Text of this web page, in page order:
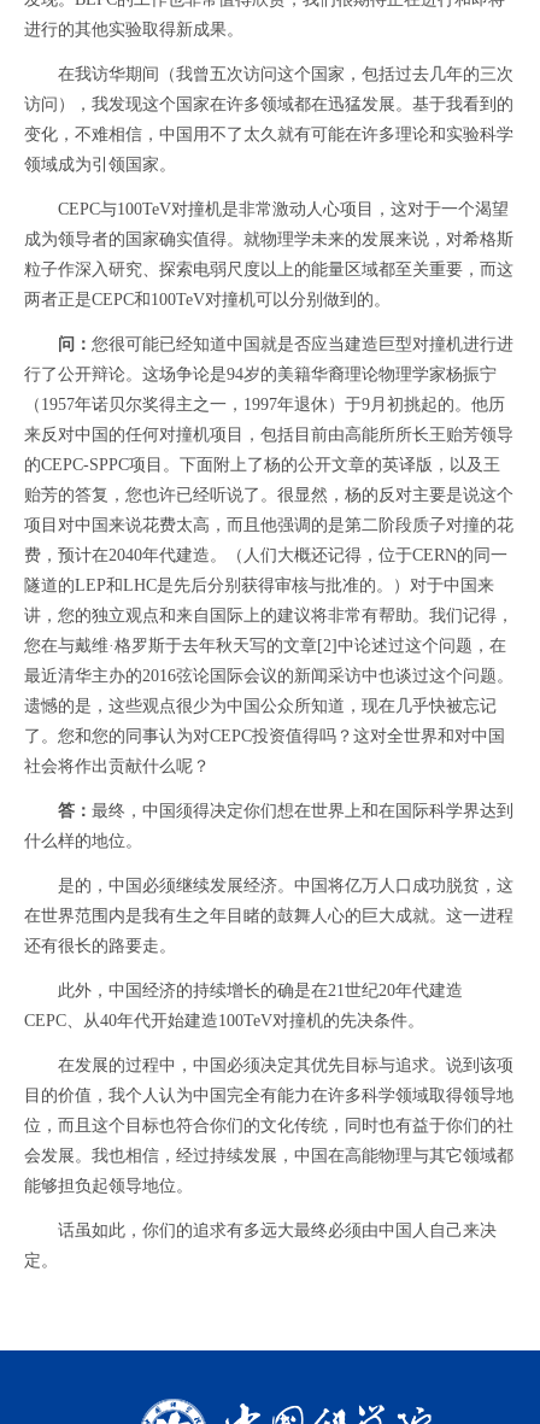
进行的其他实验取得新成果。
在我访华期间（我曾五次访问这个国家，包括过去几年的三次
访问），我发现这个国家在许多领域都在迅猛发展。基于我看到的
变化，不难相信，中国用不了太久就有可能在许多理论和实验科学
领域成为引领国家。
CEPC与100TeV对撞机是非常激动人心项目，这对于一个渴望
成为领导者的国家确实值得。就物理学未来的发展来说，对希格斯
粒子作深入研究、探索电弱尺度以上的能量区域都至关重要，而这
两者正是CEPC和100TeV对撞机可以分别做到的。
问： 您很可能已经知道中国就是否应当建造巨型对撞机进行进
行了公开辩论。这场争论是94岁的美籍华裔理论物理学家杨振宁
（1957年诺贝尔奖得主之一，1997年退休）于9月初挑起的。他历
来反对中国的任何对撞机项目，包括目前由高能所所长王贻芳领导
的CEPC-SPPC项目。下面附上了杨的公开文章的英译版，以及王
贻芳的答复，您也许已经听说了。很显然，杨的反对主要是说这个
项目对中国来说花费太高，而且他强调的是第二阶段质子对撞的花
费，预计在2040年代建造。（人们大概还记得，位于CERN的同一
隧道的LEP和LHC是先后分别获得审核与批准的。）对于中国来
讲，您的独立观点和来自国际上的建议将非常有帮助。我们记得，
您在与戴维·格罗斯于去年秋天写的文章[2]中论述过这个问题，在
最近清华主办的2016弦论国际会议的新闻采访中也谈过这个问题。
遗憾的是，这些观点很少为中国公众所知道，现在几乎快被忘记
了。您和您的同事认为对CEPC投资值得吗？这对全世界和对中国
社会将作出贡献什么呢？
答： 最终，中国须得决定你们想在世界上和在国际科学界达到
什么样的地位。
是的，中国必须继续发展经济。中国将亿万人口成功脱贫，这
在世界范围内是我有生之年目睹的鼓舞人心的巨大成就。这一进程
还有很长的路要走。
此外，中国经济的持续增长的确是在21世纪20年代建造
CEPC、从40年代开始建造100TeV对撞机的先决条件。
在发展的过程中，中国必须决定其优先目标与追求。说到该项
目的价值，我个人认为中国完全有能力在许多科学领域取得领导地
位，而且这个目标也符合你们的文化传统，同时也有益于你们的社
会发展。我也相信，经过持续发展，中国在高能物理与其它领域都
能够担负起领导地位。
话虽如此，你们的追求有多远大最终必须由中国人自己来决
定。